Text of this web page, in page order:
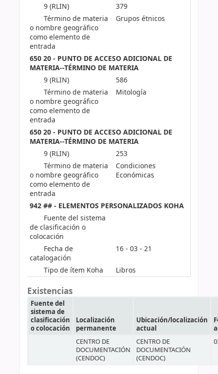
9 (RLIN)
379
Término de materia
o nombre geográfico
como elemento de
entrada
Grupos étnicos
650 20 - PUNTO DE ACCESO ADICIONAL DE
MATERIA--TÉRMINO DE MATERIA
9 (RLIN)
586
Término de materia
o nombre geográfico
como elemento de
entrada
Mitología
650 20 - PUNTO DE ACCESO ADICIONAL DE
MATERIA--TÉRMINO DE MATERIA
9 (RLIN)
253
Término de materia
o nombre geográfico
como elemento de
entrada
Condiciones
Económicas
942 ## - ELEMENTOS PERSONALIZADOS KOHA
Fuente del sistema
de clasificación o
colocación
Fecha de
catalogación
16 - 03 - 21
Tipo de ítem Koha Libros
Existencias
Fuente del
sistema de
clasificación
o colocación
Localización
permanente
Ubicación/localización
actual
CENTRO DE
DOCUMENTACIÓN
(CENDOC)
CENTRO DE
DOCUMENTACIÓN
(CENDOC)